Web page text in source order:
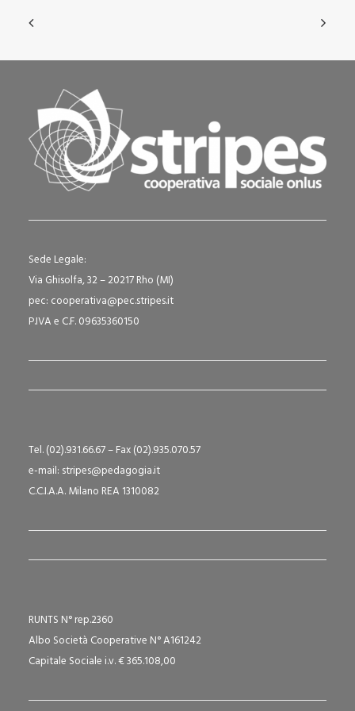
Sede Legale:
Via Ghisolfa, 32 – 20217 Rho (MI)
pec: cooperativa@pec.stripes.it
P.IVA e C.F. 09635360150
Tel. (02).931.66.67 – Fax (02).935.070.57
e-mail: stripes@pedagogia.it
C.C.I.A.A. Milano REA 1310082
RUNTS N° rep.2360
Albo Società Cooperative N° A161242
Capitale Sociale i.v. € 365.108,00